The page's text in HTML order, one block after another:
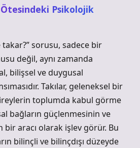
Ötesindeki Psikolojik
takar?” sorusu, sadece bir
değil, aynı zamanda
bilişsel ve duygusal
Takılar, geleneksel bir
toplumda kabul görme
bağların güçlenmesinin ve
aracı olarak işlev görür. Bu
bilinçli ve bilinçdışı düzeyde